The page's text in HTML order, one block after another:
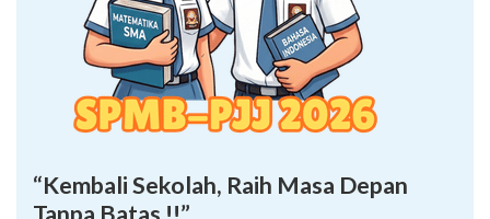
“Kembali Sekolah, Raih Masa Depan
Tanpa Batas !!”